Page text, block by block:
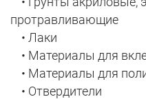
протравливающие
• Лаки
• Материалы для
• Материалы для
• Отвердители